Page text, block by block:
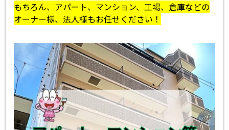
もちろん、アパート、マンション、工場、倉庫などの
オーナー様、法人様もお任せください！